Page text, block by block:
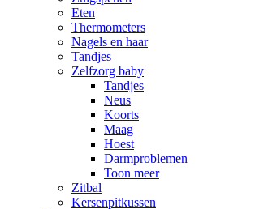
Eten
Thermometers
Nagels en haar
Tandjes
Zelfzorg baby
Tandjes
Neus
Koorts
Maag
Hoest
Darmproblemen
Toon meer
Zitbal
Kersenpitkussen